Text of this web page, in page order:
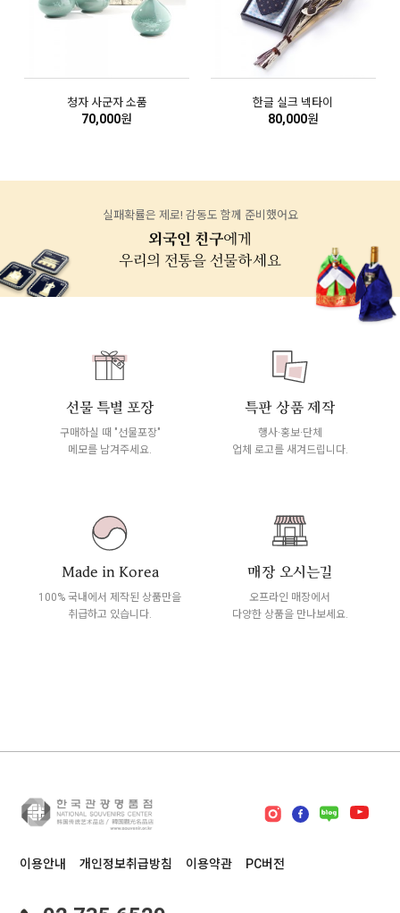
청자 사군자 소품
70,000원
한글 실크 넥타이
80,000원
실패확률은 제로! 감동도 함께 준비했어요
외국인 친구에게
우리의 전통을 선물하세요
선물 특별 포장
구매하실 때 "선물포장"
메모를 남겨주세요.
특판 상품 제작
행사·홍보·단체
업체 로고를 새겨드립니다.
Made in Korea
100% 국내에서 제작된 상품만을
취급하고 있습니다.
매장 오시는길
오프라인 매장에서
다양한 상품을 만나보세요.
이용안내 개인정보취급방침 이용약관 PC버전